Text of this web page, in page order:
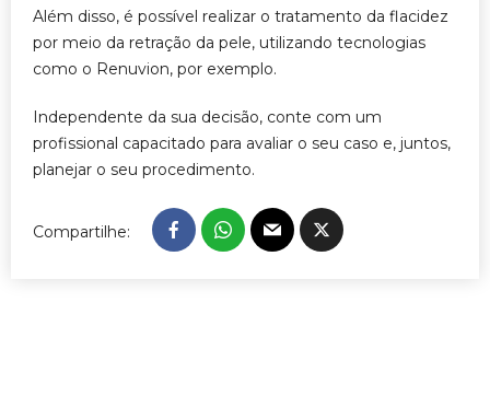
Além disso, é possível realizar o tratamento da flacidez
por meio da retração da pele, utilizando tecnologias
como o Renuvion, por exemplo.
Independente da sua decisão, conte com um
profissional capacitado para avaliar o seu caso e, juntos,
planejar o seu procedimento.
Compartilhe: